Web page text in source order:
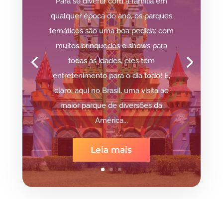
qualquer época do ano, os parques
temáticos são uma boa pedida: com
muitos brinquedos e shows para
todas as idades, eles têm
entretenimento para o dia todo! E,
claro, aqui no Brasil, uma visita ao
maior parque de diversões da
América...
Leia mais